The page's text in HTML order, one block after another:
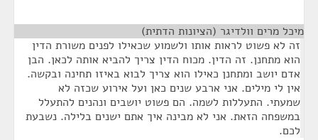
מיכל מרים וולדיגר (הציונות הדתית)
זה לא פשוט לראות אותו ולשמוע שכאילו לפנים משורת הדין
הוא מתחנן. זה הדין. מכוח הדין צריך להביא אותה לכאן. הבן
אדם יושב ומתחנן כאילו הוא צריך לבוא באיזו תחינה ובקשה.
אין לי מילים. אני ארבע שנים כאן ועל אירוע שכזה לא
שמעתי. התעללות לשמה. הם פשוט יושבים ונהנים להתעלל
במשפחה הזאת. אני לא מבינה איך אתם ישנים בלילה. נשבעת
לכם.